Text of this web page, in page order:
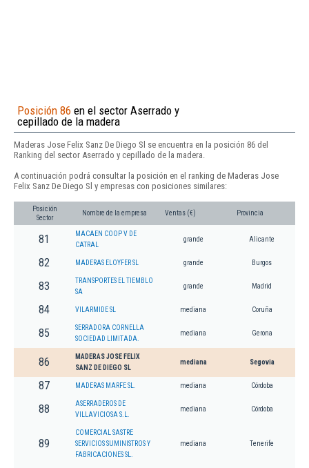
Posición 86 en el sector Aserrado y
cepillado de la madera
Maderas Jose Felix Sanz De Diego Sl se encuentra en la posición 86 del
Ranking del sector Aserrado y cepillado de la madera.
A continuación podrá consultar la posición en el ranking de Maderas Jose
Felix Sanz De Diego Sl y empresas con posiciones similares:
Posición
Sector
Nombre de la empresa Ventas (€) Provincia
81
MACAEN COOP V DE
CATRAL
grande Alicante
82 MADERAS ELOYFER SL grande Burgos
83
TRANSPORTES EL TIEMBLO
SA
grande Madrid
84 VILARMIDE SL mediana Coruña
85
SERRADORA CORNELLA
SOCIEDAD LIMITADA.
mediana Gerona
86
MADERAS JOSE FELIX
SANZ DE DIEGO SL
mediana Segovia
87 MADERAS MARFE SL. mediana Córdoba
88
ASERRADEROS DE
VILLAVICIOSA S.L.
mediana Córdoba
89
COMERCIAL SASTRE
SERVICIOS SUMINISTROS Y
FABRICACIONES SL.
mediana Tenerife